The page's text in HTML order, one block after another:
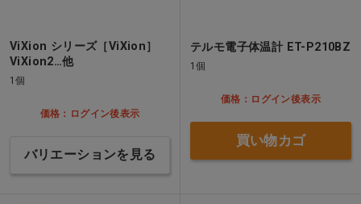
ViXion シリーズ［ViXion］
ViXion2…他
1個
価格：ログイン後表示
バリエーションを見る
テルモ電子体温計 ET-P210BZ
1個
価格：ログイン後表示
買い物カゴ